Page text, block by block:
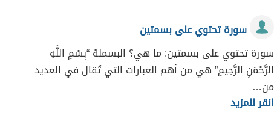
سورة تحتوي على بسمتين
سورة تحتوي على بسمتين: ما هي؟ البسملة “بِسْمِ اللَّهِ
الرَّحْمَنِ الرَّحِيمِ” هي من أهم العبارات التي تُقال في العديد
من…
انقر للمزيد